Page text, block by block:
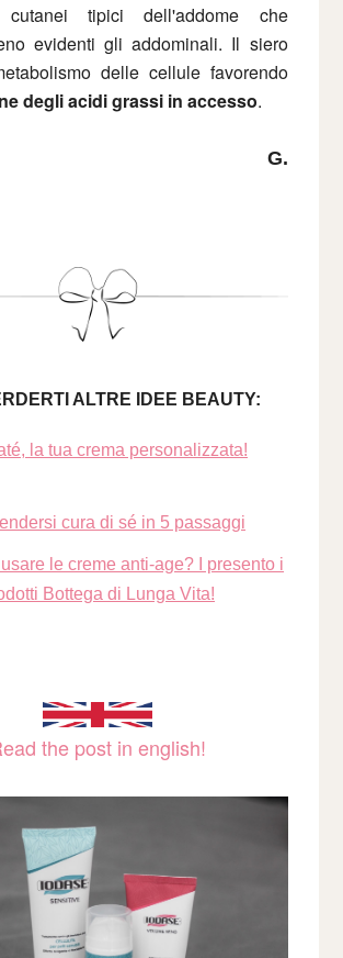
cutanei tipici dell'addome che
evidenti gli addominali. Il siero
delle cellule favorendo
degli acidi grassi in accesso.
G.
ALTRE IDEE BEAUTY:
la tua crema personalizzata!
cura di sé in 5 passaggi
le creme anti-age? I presento i
Bottega di Lunga Vita!
the post in english!